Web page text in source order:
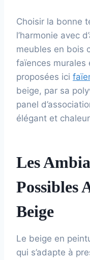
Choisir la bonne
l’harmonie avec
meubles en bois
faïences murales
proposées ici
beige, par sa
panel
élégant et
Les
Possibles
Beige
Le beige en
qui s’adapte à